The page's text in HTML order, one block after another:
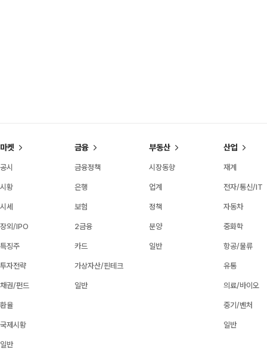
마켓
공시
시황
시세
장외/IPO
특징주
투자전략
채권/펀드
환율
국제시황
일반
금융
금융정책
은행
보험
2금융
카드
가상자산/핀테크
일반
부동산
시장동향
업계
정책
분양
일반
산업
재계
전자/통신/IT
자동차
중화학
항공/물류
유통
의료/바이오
중기/벤처
일반